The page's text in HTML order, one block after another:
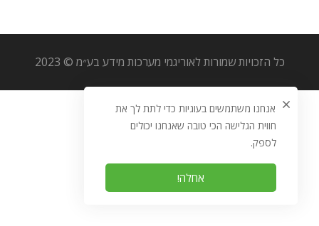
כל הזכויות שמורות לאוריגמי מערכות מידע בע״מ © 2023
אנחנו משתמשים בעוגיות כדי לתת לך את
חווית הגלישה הכי טובה שאנחנו יכולים
לספק.
אחלה!